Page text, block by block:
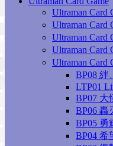
Ultraman Card
Ultraman Card
Ultraman Card
Ultraman Card
Ultraman Card
BP08 絆
LTP01
BP07 大
BP06 轟
BP05 勇
BP04 希